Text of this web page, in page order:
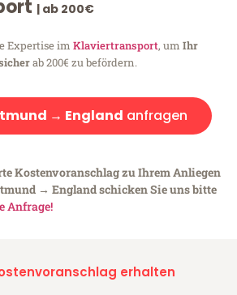
| ab 200€
Expertise im Klaviertransport, um Ihr
ab 200€ zu befördern.
→ England anfragen
Kostenvoranschlag zu Ihrem Anliegen
→ England schicken Sie uns bitte
Anfrage!
erhalten